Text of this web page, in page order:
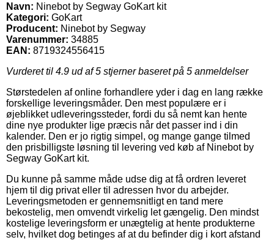
Navn: Ninebot by Segway GoKart kit
Kategori: GoKart
Producent: Ninebot by Segway
Varenummer: 34885
EAN: 8719324556415
Vurderet til 4.9 ud af 5 stjerner baseret på 5 anmeldelser
Størstedelen af online forhandlere yder i dag en lang række
forskellige leveringsmåder. Den mest populære er i
øjeblikket udleveringssteder, fordi du så nemt kan hente
dine nye produkter lige præcis når det passer ind i din
kalender. Den er jo rigtig simpel, og mange gange tilmed
den prisbilligste løsning til levering ved køb af Ninebot by
Segway GoKart kit.
Du kunne på samme måde udse dig at få ordren leveret
hjem til dig privat eller til adressen hvor du arbejder.
Leveringsmetoden er gennemsnitligt en tand mere
bekostelig, men omvendt virkelig let gængelig. Den mindst
kostelige leveringsform er unægtelig at hente produkterne
selv, hvilket dog betinges af at du befinder dig i kort afstand